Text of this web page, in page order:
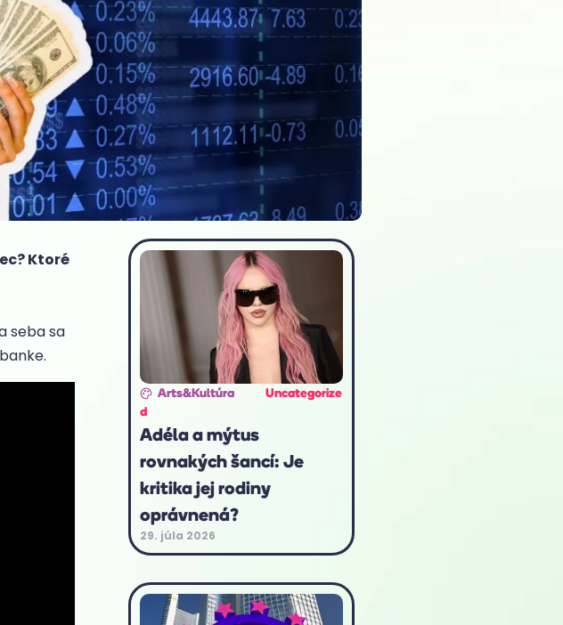
Ktoré
seba sa
Arts&Kultúra
Uncategorize
d
Adéla a mýtus
rovnakých šancí: Je
kritika jej rodiny
oprávnená?
29. júla 2026